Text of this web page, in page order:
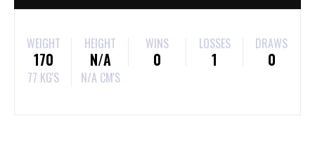
WEIGHT
170
77 KG'S
HEIGHT
N/A
N/A CM'S
WINS
0
LOSSES
1
DRAWS
0